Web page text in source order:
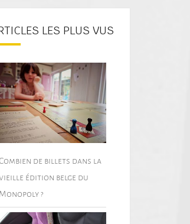
LES PLUS VUS
de billets dans la
édition belge du
Monopoly ?